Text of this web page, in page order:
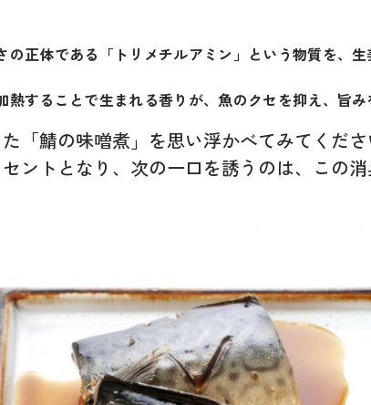
の正体である「トリメチルアミン」という物質を、
熱することで生まれる香りが、魚のクセを抑え、旨み
「鯖の味噌煮」を思い浮かべてみてくださ
ントとなり、次の一口を誘うのは、この消